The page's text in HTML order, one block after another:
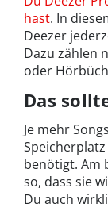
hast. In
Deezer
Dazu zählen
oder
Das
Je mehr
benötigt. Am
so, dass sie
Du auch